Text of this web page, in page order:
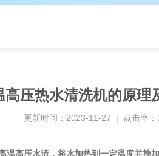
高压热水清洗机的原理
更新时间：2023-11-27 | 点击率：
高压水流，将水加热到一定温度并施